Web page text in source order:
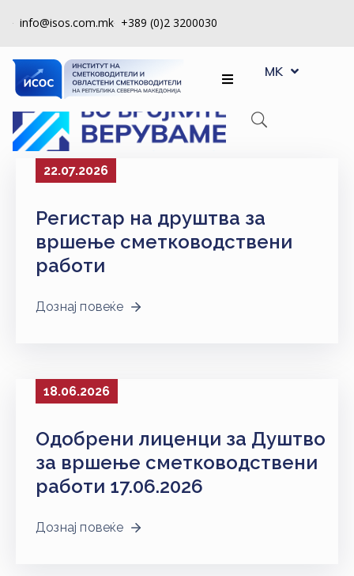
info@isos.com.mk +389 (0)2 3200030
ЗА
НАС
РЕГИСТРИ
КАКО
СТАНАМ
КОНТАКТ
НАЈАВА
ЧЛЕНОВИ
ПОДАТОЦИ
MK
SQ
22.07.2026
Регистар на друштва за
вршење сметководствени
работи
Дознај повеќе
18.06.2026
Одобрени лиценци за Душтво
за вршење сметководствени
работи 17.06.2026
Дознај повеќе